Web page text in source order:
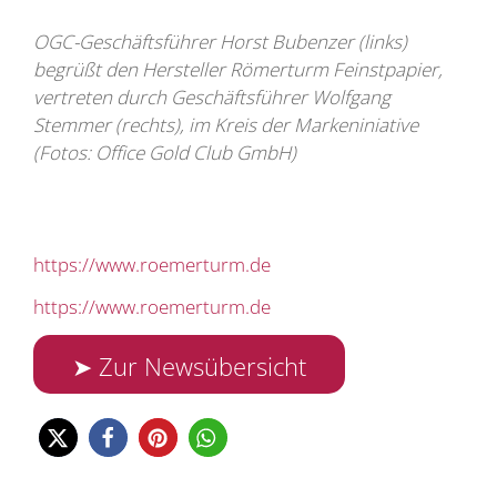
OGC-Geschäftsführer Horst Bubenzer (links)
begrüßt den Hersteller Römerturm Feinstpapier,
vertreten durch Geschäftsführer Wolfgang
Stemmer (rechts), im Kreis der Markeniniative
(Fotos: Office Gold Club GmbH)
https://www.roemerturm.de
https://www.roemerturm.de
➤ Zur Newsübersicht